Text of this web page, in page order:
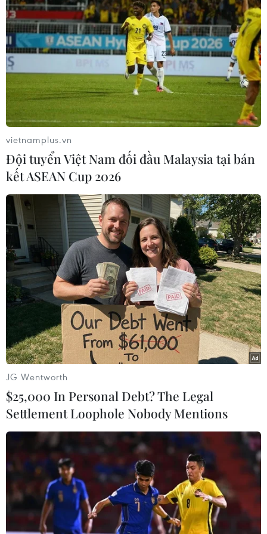
Adha của người Hồi giáo.
Mỹ và 4 nước đồng minh ra tuyên bố
chung kêu gọi ngừng bắn ở Libya
12/08/2019 10:42
Tuyên bố chung kêu gọi các bên xúc tiến ngay một thỏa
thuận ngừng bắn và khôi phục các nỗ lực, dưới sự bảo
trợ của Đại diện đặc biệt của Liên hợp quốc, nhằm kiến
tạo một giải pháp chính trị lâu dài.
vietnamplus.vn
Đội tuyển Việt Nam đối đầu Malaysia tại bán
kết ASEAN Cup 2026
JG Wentworth
$25,000 In Personal Debt? The Legal
Settlement Loophole Nobody Mentions